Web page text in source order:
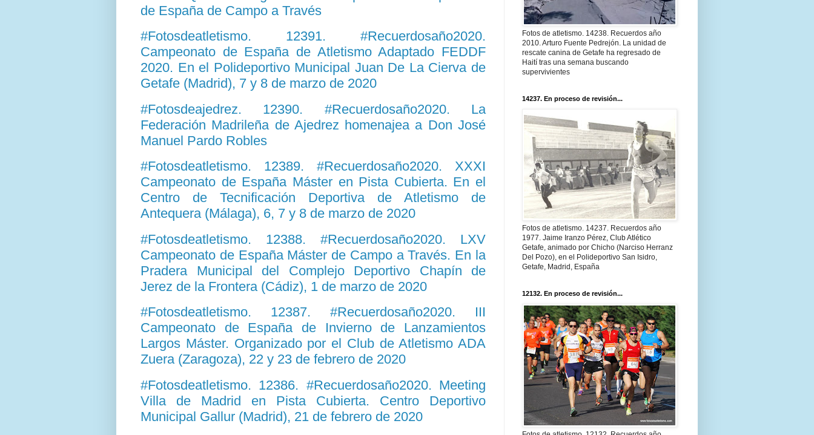
de España de Campo a Través
#Fotosdeatletismo. 12391. #Recuerdosaño2020.
Campeonato de España de Atletismo Adaptado FEDDF
2020. En el Polideportivo Municipal Juan De La Cierva de
Getafe (Madrid), 7 y 8 de marzo de 2020
#Fotosdeajedrez. 12390. #Recuerdosaño2020. La
Federación Madrileña de Ajedrez homenajea a Don José
Manuel Pardo Robles
#Fotosdeatletismo. 12389. #Recuerdosaño2020. XXXI
Campeonato de España Máster en Pista Cubierta. En el
Centro de Tecnificación Deportiva de Atletismo de
Antequera (Málaga), 6, 7 y 8 de marzo de 2020
#Fotosdeatletismo. 12388. #Recuerdosaño2020. LXV
Campeonato de España Máster de Campo a Través. En la
Pradera Municipal del Complejo Deportivo Chapín de
Jerez de la Frontera (Cádiz), 1 de marzo de 2020
#Fotosdeatletismo. 12387. #Recuerdosaño2020. III
Campeonato de España de Invierno de Lanzamientos
Largos Máster. Organizado por el Club de Atletismo ADA
Zuera (Zaragoza), 22 y 23 de febrero de 2020
#Fotosdeatletismo. 12386. #Recuerdosaño2020. Meeting
Villa de Madrid en Pista Cubierta. Centro Deportivo
Municipal Gallur (Madrid), 21 de febrero de 2020
Fotos de atletismo. 14238. Recuerdos año
2010. Arturo Fuente Pedrejón. La unidad de
rescate canina de Getafe ha regresado de
Haití tras una semana buscando
supervivientes
14237. En proceso de revisión...
Fotos de atletismo. 14237. Recuerdos año
1977. Jaime Iranzo Pérez, Club Atlético
Getafe, animado por Chicho (Narciso Herranz
Del Pozo), en el Polideportivo San Isidro,
Getafe, Madrid, España
12132. En proceso de revisión...